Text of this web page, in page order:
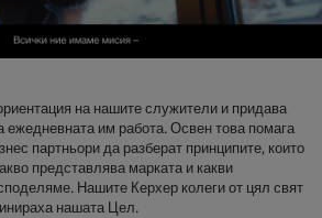
на нашите служители и придава
ежедневната им работа. Освен това помага
партньори да разберат принципите, които
представлява марката и какви
Нашите Керхер колеги от цял свят
нашата Цел.